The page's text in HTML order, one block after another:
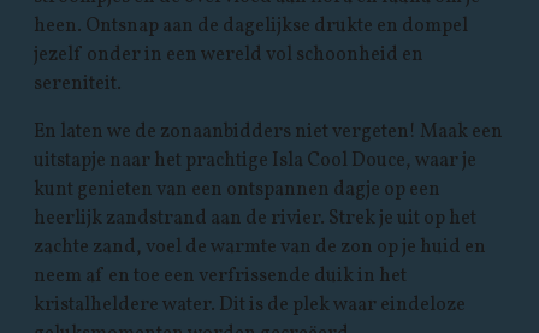
heen. Ontsnap aan de dagelijkse drukte en dompel
jezelf onder in een wereld vol schoonheid en
sereniteit.
En laten we de zonaanbidders niet vergeten! Maak een
uitstapje naar het prachtige Isla Cool Douce, waar je
kunt genieten van een ontspannen dagje op een
heerlijk zandstrand aan de rivier. Strek je uit op het
zachte zand, voel de warmte van de zon op je huid en
neem af en toe een verfrissende duik in het
kristalheldere water. Dit is de plek waar eindeloze